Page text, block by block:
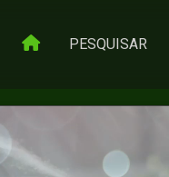
PESQUISAR